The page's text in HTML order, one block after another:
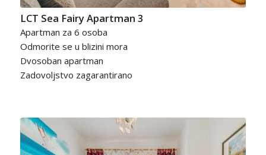
LCT Sea Fairy Apartman 3
Apartman za 6 osoba
Odmorite se u blizini mora
Dvosoban apartman
Zadovoljstvo zagarantirano